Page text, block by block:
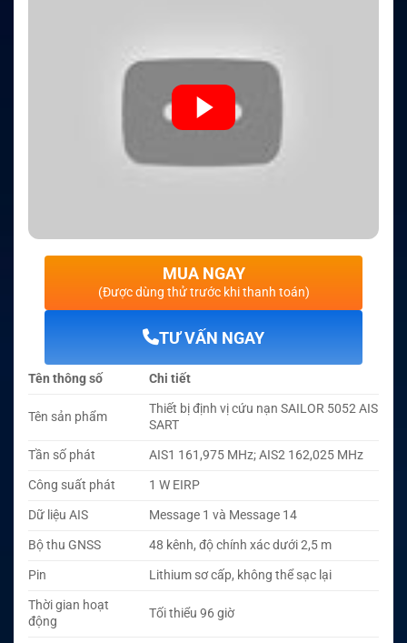
MUA NGAY
(Được dùng thử trước khi thanh toán)
TƯ VẤN NGAY
Tên thông số Chi tiết
Tên sản phẩm
Thiết bị định vị cứu nạn SAILOR 5052 AIS
SART
Tần số phát
AIS1 161,975 MHz; AIS2 162,025 MHz
Công suất phát
1 W EIRP
Dữ liệu AIS
Message 1 và Message 14
Bộ thu GNSS
48 kênh, độ chính xác dưới 2,5 m
Pin
Lithium sơ cấp, không thể sạc lại
Thời gian hoạt
động
Tối thiểu 96 giờ